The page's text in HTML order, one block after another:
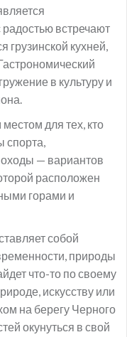
встречают
грузинской кухней,
в культуру и
для тех, кто
спорта,
— вариантов
расположен
горами и
собой
природы
что-то по своему
искусству или
на берегу Черного
окунуться в свой